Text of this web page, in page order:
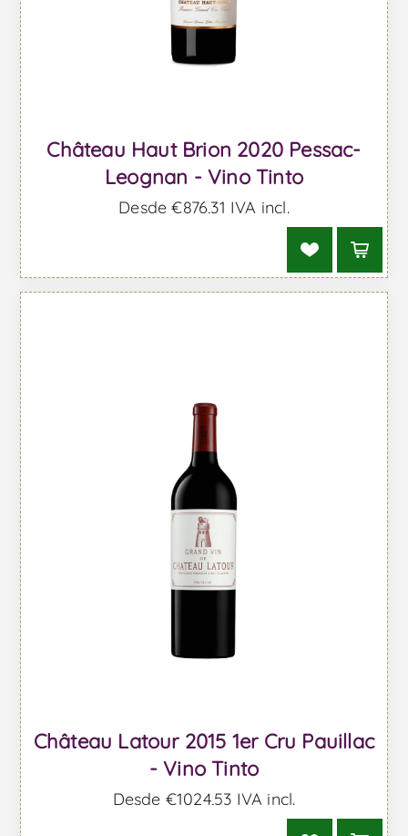
Château Haut Brion 2020 Pessac-
Leognan - Vino Tinto
Desde €876,31 IVA incl.
Château Latour 2015 1er Cru Pauillac
- Vino Tinto
Desde €1024,53 IVA incl.